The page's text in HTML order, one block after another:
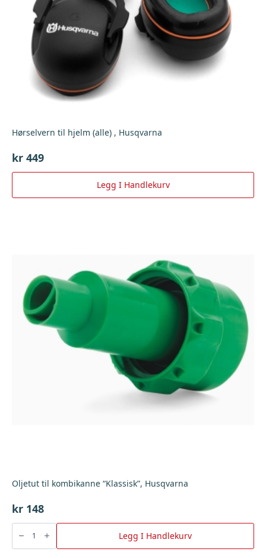
Hørselvern til hjelm (alle) , Husqvarna
kr 449
Legg I Handlekurv
Oljetut til kombikanne “Klassisk”, Husqvarna
kr 148
Oljetut
kombikanne
"Klassisk",
Legg I Handlekurv